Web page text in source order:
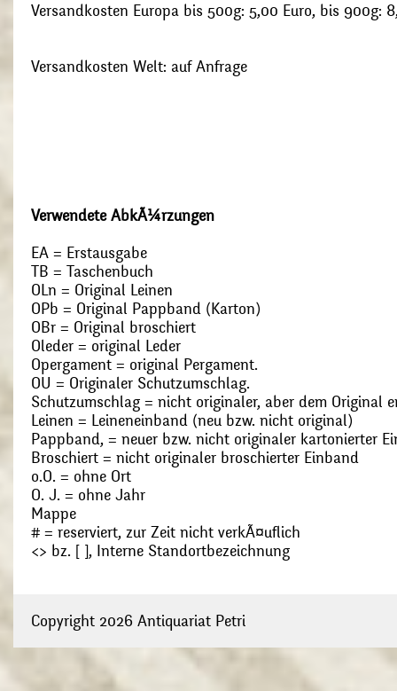
Versandkosten Europa bis 500g: 5,00 Euro, bis 900g:
Versandkosten Welt: auf Anfrage
Verwendete AbkÃ¼rzungen
EA = Erstausgabe
TB = Taschenbuch
OLn = Original Leinen
OPb = Original Pappband (Karton)
OBr = Original broschiert
Oleder = original Leder
Opergament = original Pergament.
OU = Originaler Schutzumschlag.
Schutzumschlag = nicht originaler, aber dem Original
Leinen = Leineneinband (neu bzw. nicht original)
Pappband, = neuer bzw. nicht originaler kartonierter
Broschiert = nicht originaler broschierter Einband
o.O. = ohne Ort
O. J. = ohne Jahr
Mappe
# = reserviert, zur Zeit nicht verkÃ¤uflich
<> bz. [ ], Interne Standortbezeichnung
Copyright 2026 Antiquariat Petri